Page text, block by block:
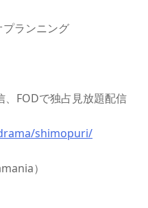
プランニング
、FODで独占見放題配信
shimopuri/
）